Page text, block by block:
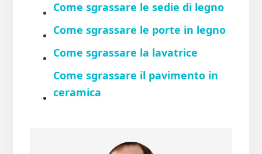
Come sgrassare le sedie di legno​
Come sgrassare le porte in legno​
Come sgrassare la lavatrice​
Come sgrassare il pavimento in
ceramica​